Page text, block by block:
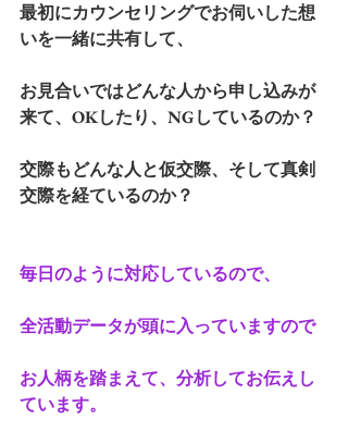
最初にカウンセリングでお伺いした想
いを一緒に共有して、
お見合いではどんな人から申し込みが
来て、OKしたり、NGしているのか？
交際もどんな人と仮交際、そして真剣
交際を経ているのか？
毎日のように対応しているので、
全活動データが頭に入っていますので
お人柄を踏まえて、分析してお伝えし
ています。